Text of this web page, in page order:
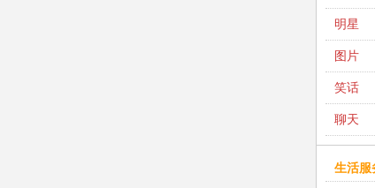
明星
图片
笑话
聊天
生活服